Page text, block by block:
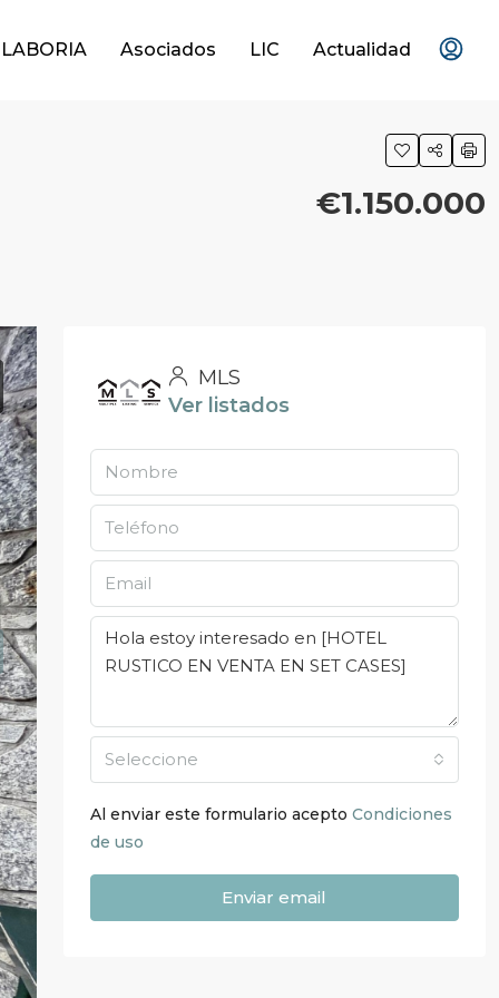
Asociados LIC Actualidad
€1.150.000
MLS
Ver listados
Seleccione
Al enviar este formulario acepto Condiciones
de uso
Enviar email